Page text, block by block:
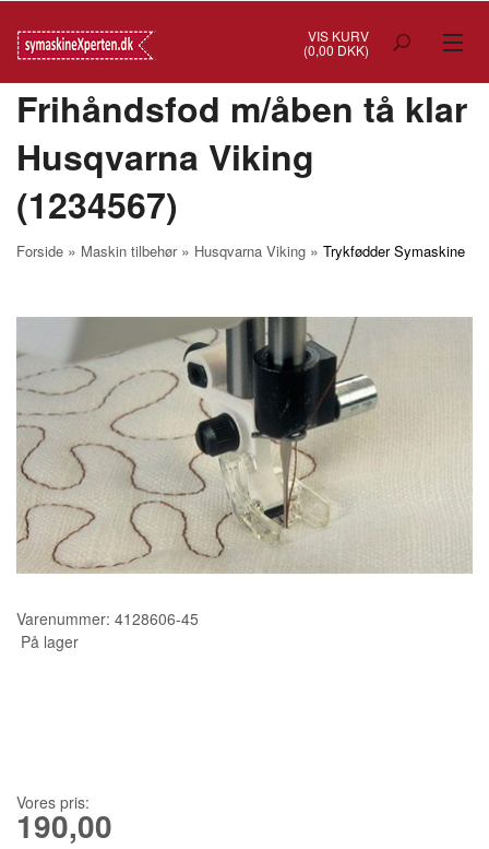
VIS KURV
(0,00 DKK)
TILBUD
SYMASKINER
OVERLOCK
BRUGTE/DEMO
MASKIN TILBEHØR
SYTILBEHØR
KURSER
SCANNCUT
Frihåndsfod m/åben tå klar
Husqvarna Viking
(1234567)
Forside » Maskin tilbehør» Husqvarna Viking » Trykfødder Symaskine
Varenummer: 4128606-45
På lager
Vores pris:
190,00